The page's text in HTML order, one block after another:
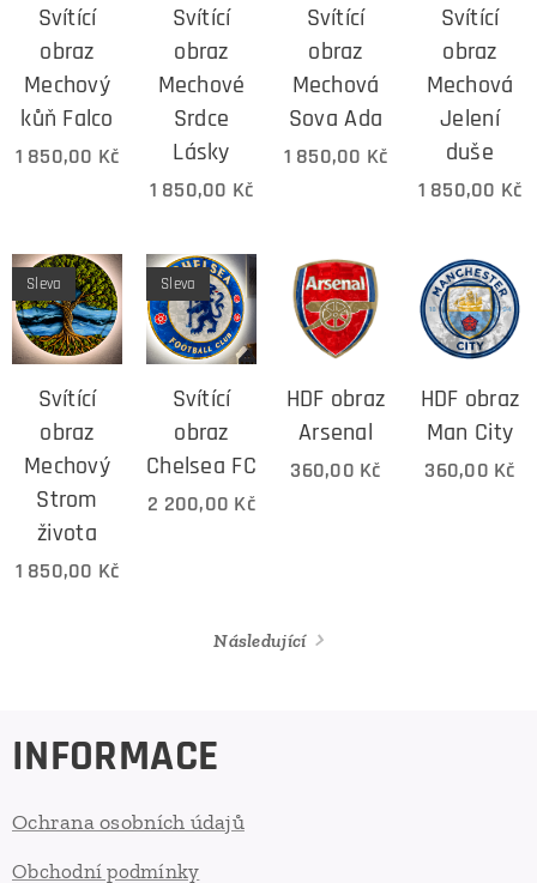
Svítící
obraz
Mechový
kůň Falco
1 850,00 Kč
Svítící
obraz
Mechové
Srdce
Lásky
1 850,00 Kč
Svítící
obraz
Mechová
Sova Ada
1 850,00 Kč
Svítící
obraz
Mechová
Jelení
duše
1 850,00 Kč
Svítící
obraz
Mechový
Strom
života
Sleva
1 850,00 Kč
Svítící
obraz
Chelsea FC
Sleva
2 200,00 Kč
HDF obraz
Arsenal
360,00 Kč
HDF obraz
Man City
360,00 Kč
Následující
INFORMACE
Ochrana osobních údajů
Obchodní podmínky